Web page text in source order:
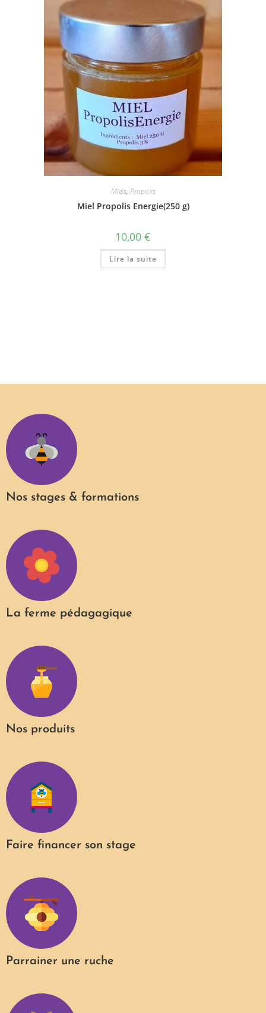
Miels, Propolis
Miel Propolis Energie(250 g)
10,00 €
Lire la suite
Nos stages & formations
La ferme pédagagique
Nos produits
Faire financer son stage
Parrainer une ruche